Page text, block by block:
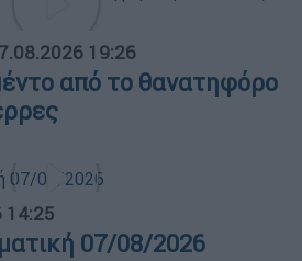
19:26
από το θανατηφόρο
14:25
07/08/2026